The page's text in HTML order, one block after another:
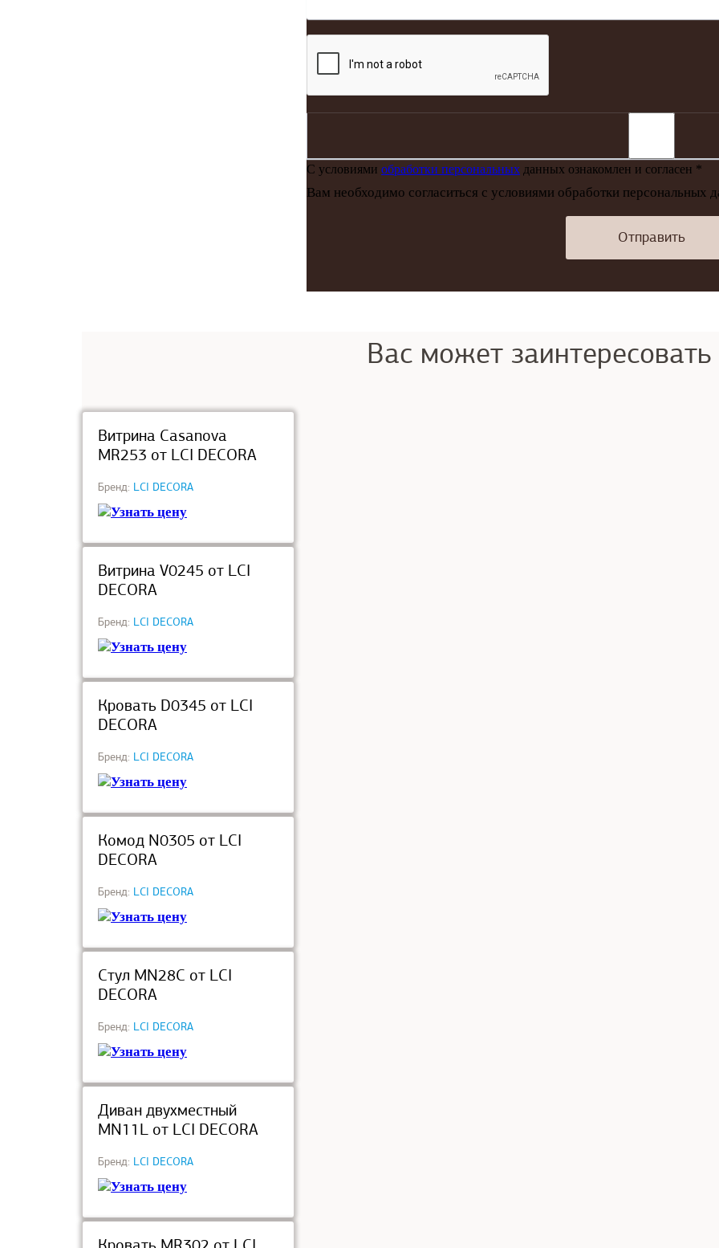
С условиями обработки персональных данных ознакомлен и согласен *
Вам необходимо согласиться с условиями обработки персональных
Отправить
Вас может заинтересовать
Витрина Casanova
MR253 от LCI DECORA
Бренд: LCI DECORA
Узнать цену
Витрина V0245 от LCI
DECORA
Бренд: LCI DECORA
Узнать цену
Кровать D0345 от LCI
DECORA
Бренд: LCI DECORA
Узнать цену
Комод N0305 от LCI
DECORA
Бренд: LCI DECORA
Узнать цену
Стул MN28C от LCI
DECORA
Бренд: LCI DECORA
Узнать цену
Диван двухместный
MN11L от LCI DECORA
Бренд: LCI DECORA
Узнать цену